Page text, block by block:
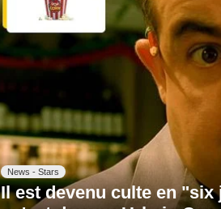
News - Stars
Il est devenu culte en